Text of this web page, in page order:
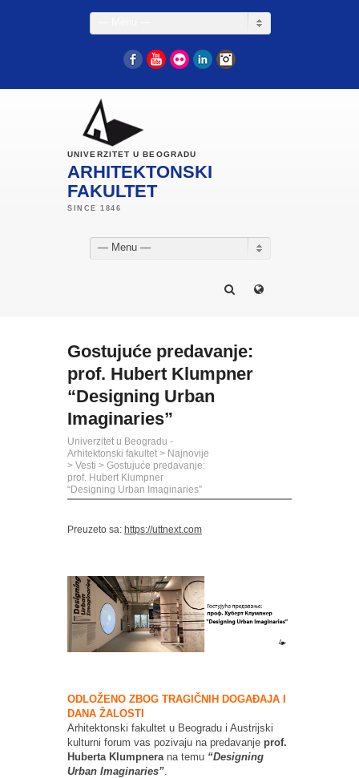
FacebookYouTube
Flickr LinkedIn
UNIVERZITET U BEOGRADU
ARHITEKTONSKI
FAKULTET
— Menu —
Gostujuće predavanje:
prof. Hubert Klumpner
“Designing Urban
Imaginaries”
Univerzitet u Beogradu -
Arhitektonski fakultet > Najnovije
> Vesti > Gostujuće predavanje:
prof. Hubert Klumpner
“Designing Urban Imaginaries”
Preuzeto sa: https://uttnext.com
ODLOŽENO ZBOG TRAGIČNIH DOGAĐAJA I
DANA ŽALOSTI
Arhitektonski fakultet u Beogradu i Austrijski
kulturni forum vas pozivaju na predavanje prof.
Huberta Klumpnera na temu “Designing
Urban Imaginaries”